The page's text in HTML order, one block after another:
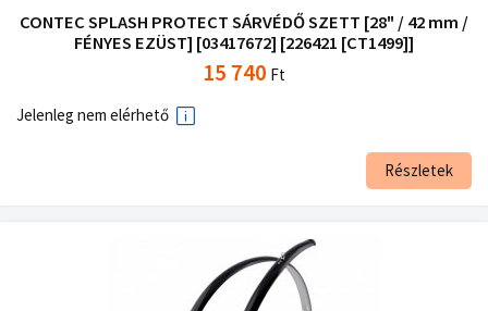
CONTEC SPLASH PROTECT SÁRVÉDŐ SZETT [28" / 42 mm /
FÉNYES EZÜST] [03417672] [226421 [CT1499]]
15 740 Ft
Jelenleg nem elérhető
Részletek